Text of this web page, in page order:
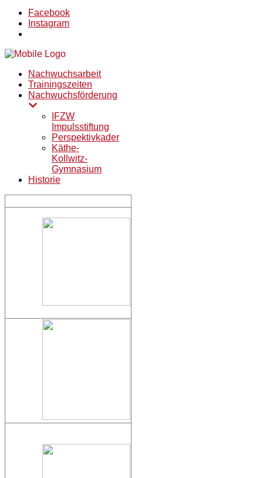
Facebook
Instagram
Nachwuchsarbeit
Trainingszeiten
Nachwuchsförderung
IFZW
Impulsstiftung
Perspektivkader
Käthe-
Kollwitz-
Gymnasium
Historie